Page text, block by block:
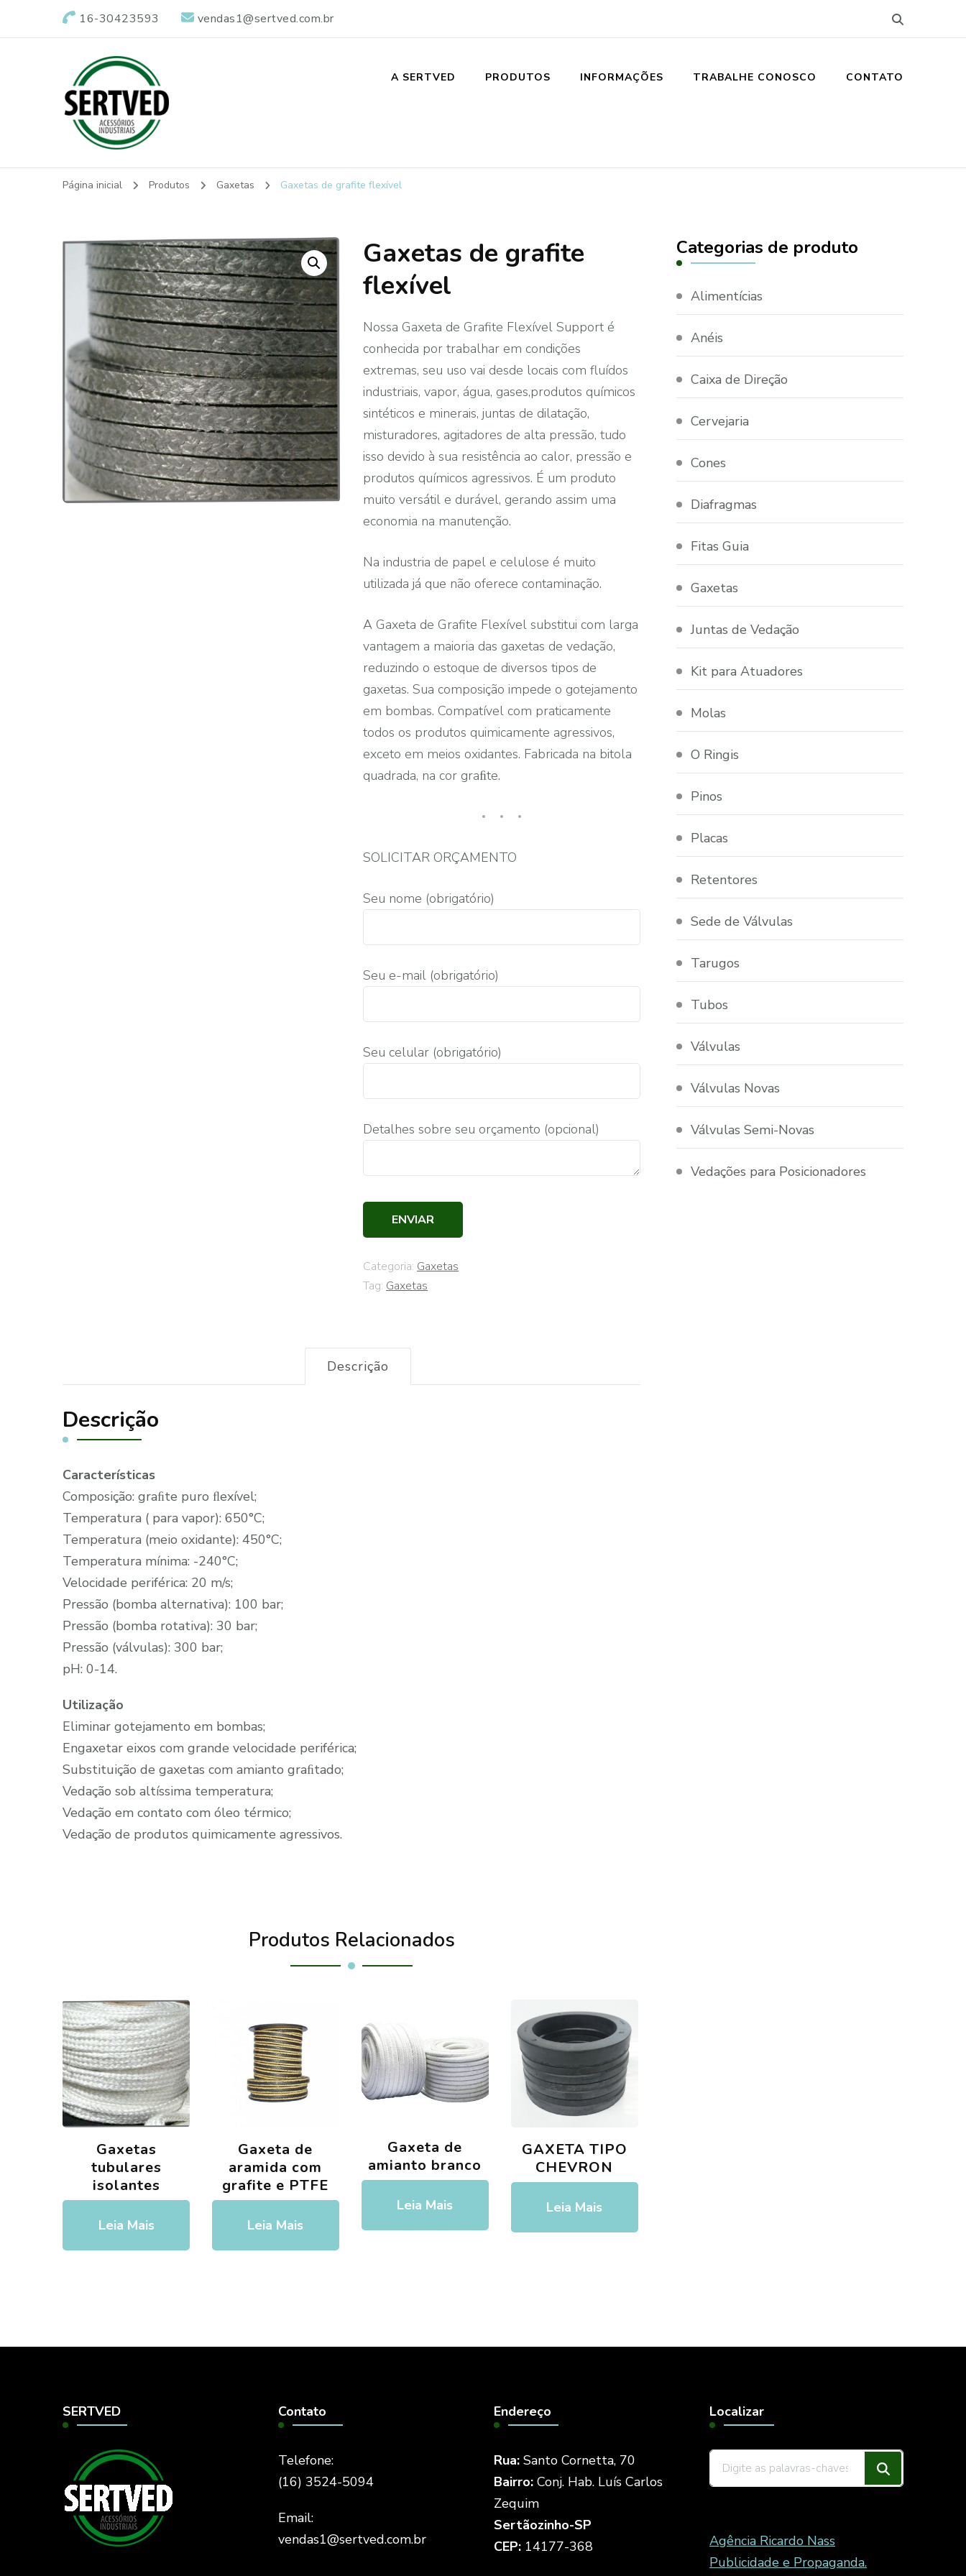
16-30423593 vendas1@sertved.com.br
Sertved
A SERTVED PRODUTOS INFORMAÇÕES TRABALHE CONOSCO CONTATO
Página inicial Produtos Gaxetas Gaxetas de grafite flexível
Gaxetas de grafite
flexível
Nossa Gaxeta de Grafite Flexível Support é
conhecida por trabalhar em condições
extremas, seu uso vai desde locais com fluídos
industriais, vapor, água, gases,produtos químicos
sintéticos e minerais, juntas de dilatação,
misturadores, agitadores de alta pressão, tudo
isso devido à sua resistência ao calor, pressão e
produtos químicos agressivos. É um produto
muito versátil e durável, gerando assim uma
economia na manutenção.
Na industria de papel e celulose é muito
utilizada já que não oferece contaminação.
A Gaxeta de Grafite Flexível substitui com larga
vantagem a maioria das gaxetas de vedação,
reduzindo o estoque de diversos tipos de
gaxetas. Sua composição impede o gotejamento
em bombas. Compatível com praticamente
todos os produtos quimicamente agressivos,
exceto em meios oxidantes. Fabricada na bitola
quadrada, na cor graﬁte.
SOLICITAR ORÇAMENTO
Seu nome (obrigatório)
Seu e-mail (obrigatório)
Seu celular (obrigatório)
Detalhes sobre seu orçamento (opcional)
Categoria: Gaxetas
Tag: Gaxetas
Descrição
Descrição
Características
Composição: graﬁte puro ﬂexível;
Temperatura ( para vapor): 650°C;
Temperatura (meio oxidante): 450°C;
Temperatura mínima: -240°C;
Velocidade periférica: 20 m/s;
Pressão (bomba alternativa): 100 bar;
Pressão (bomba rotativa): 30 bar;
Pressão (válvulas): 300 bar;
pH: 0-14.
Utilização
Eliminar gotejamento em bombas;
Engaxetar eixos com grande velocidade periférica;
Substituição de gaxetas com amianto graﬁtado;
Vedação sob altíssima temperatura;
Vedação em contato com óleo térmico;
Vedação de produtos quimicamente agressivos.
Produtos Relacionados
Gaxetas
tubulares
isolantes
Leia Mais
Gaxeta de
aramida com
grafite e PTFE
Leia Mais
Gaxeta de
amianto branco
Leia Mais
GAXETA TIPO
CHEVRON
Leia Mais
Categorias de produto
Alimentícias
Anéis
Caixa de Direção
Cervejaria
Cones
Diafragmas
Fitas Guia
Gaxetas
Juntas de Vedação
Kit para Atuadores
Molas
O Ringis
Pinos
Placas
Retentores
Sede de Válvulas
Tarugos
Tubos
Válvulas
Válvulas Novas
Válvulas Semi-Novas
Vedações para Posicionadores
SERTVED Contato
Telefone:
(16) 3524-5094
Email:
vendas1@sertved.com.br
Endereço
Rua: Santo Cornetta, 70
Bairro: Conj. Hab. Luís Carlos
Zequim
Sertãozinho-SP
CEP: 14177-368
Localizar
Procurando
algo?
Agência Ricardo Nass
Publicidade e Propaganda.